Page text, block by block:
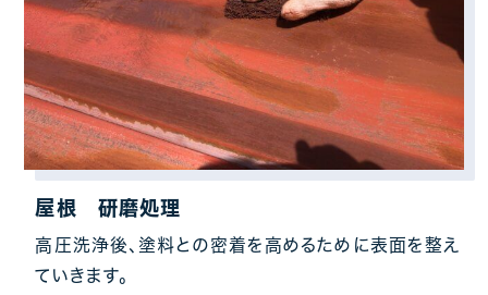
屋根 研磨処理
高圧洗浄後、塗料との密着を高めるために表面を整え
ていきます。